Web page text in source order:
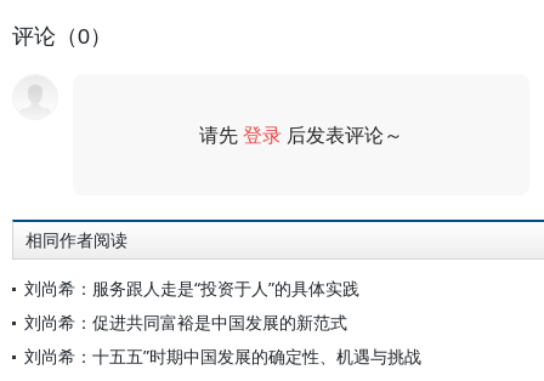
评论（0）
请先登录 后发表评论～
相同作者阅读
刘尚希：服务跟人走是“投资于人”的具体实践
刘尚希：促进共同富裕是中国发展的新范式
刘尚希：十五五”时期中国发展的确定性、机遇与挑战